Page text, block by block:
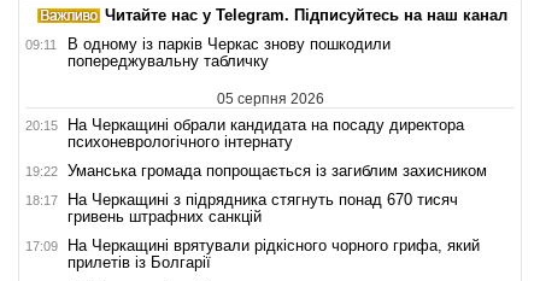
Читайте нас у Telegram. Підписуйтесь на наш канал
09:11
В одному із парків Черкас знову пошкодили
попереджувальну табличку
05 серпня 2026
20:15
На Черкащині обрали кандидата на посаду директора
психоневрологічного інтернату
19:22 Уманська громада попрощається із загиблим захисником
18:17
На Черкащині з підрядника стягнуть понад 670 тисяч
гривень штрафних санкцій
17:09
На Черкащині врятували рідкісного чорного грифа, який
прилетів із Болгарії